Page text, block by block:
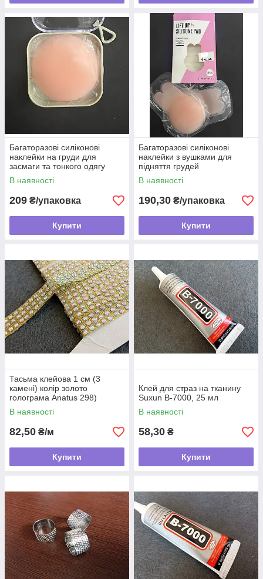
Багаторазові силіконові
наклейки на груди для
засмаги та тонкого одягу
В наявності
209 ₴/упаковка
Купити
Багаторазові силіконові
наклейки з вушками для
підняття грудей
В наявності
190,30 ₴/упаковка
Купити
Тасьма клейова 1 см (3
камені) колір золото
голограма Anatus 298)
В наявності
82,50 ₴/м
Купити
Клей для страз на тканину
Suxun В-7000, 25 мл
В наявності
58,30 ₴
Купити